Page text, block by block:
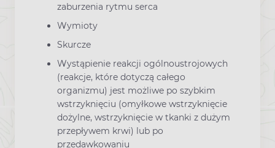
zaburzenia rytmu serca
Wymioty
Skurcze
Wystąpienie reakcji ogólnoustrojowych
(reakcje, które dotyczą całego
organizmu) jest możliwe po szybkim
wstrzyknięciu (omyłkowe wstrzyknięcie
dożylne, wstrzyknięcie w tkanki z dużym
przepływem krwi) lub po
przedawkowaniu